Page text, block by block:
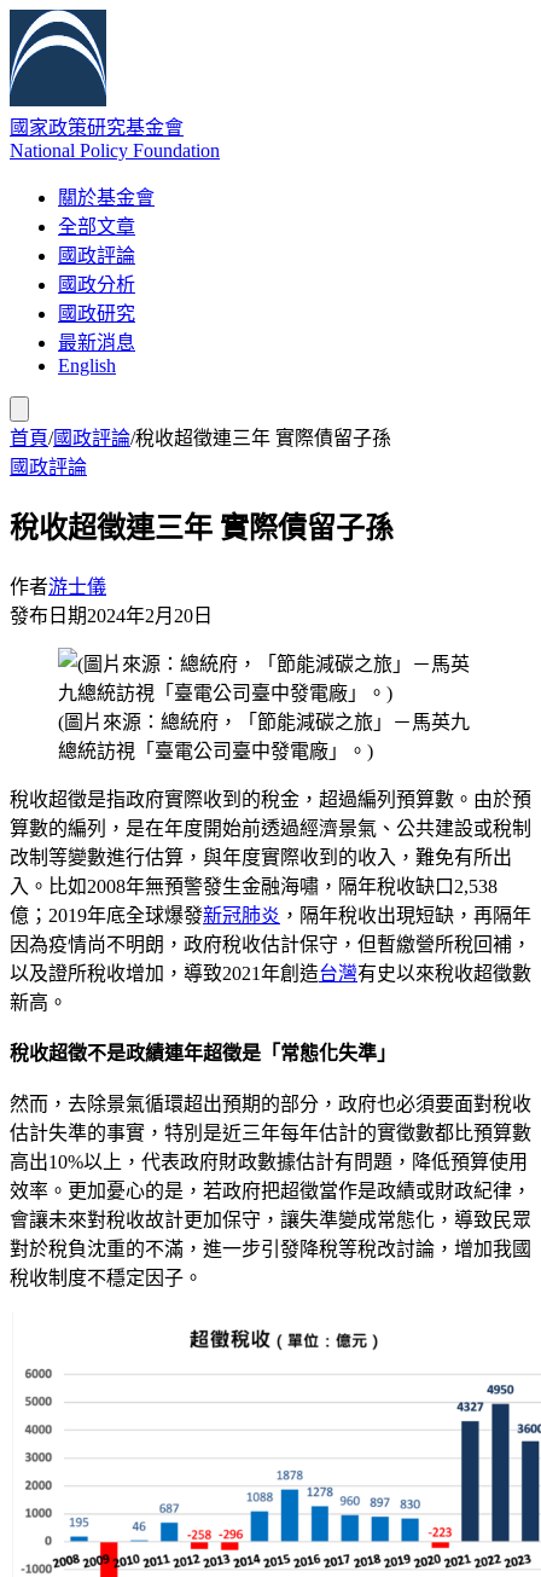
國家政策研究基金會
National Policy Foundation
關於基金會
全部文章
國政評論
國政分析
國政研究
最新消息
English
首頁/國政評論/稅收超徵連三年 實際債留子孫
國政評論
稅收超徵連三年 實際債留子孫
作者游士儀
發布日期2024年2月20日
(圖片來源：總統府，「節能減碳之旅」－馬英九
總統訪視「臺電公司臺中發電廠」。)
稅收超徵是指政府實際收到的稅金，超過編列預算數。由於預
算數的編列，是在年度開始前透過經濟景氣、公共建設或稅制
改制等變數進行估算，與年度實際收到的收入，難免有所出
入。比如2008年無預警發生金融海嘯，隔年稅收缺口2,538
億；2019年底全球爆發新冠肺炎 ，隔年稅收出現短缺，再隔年
因為疫情尚不明朗，政府稅收估計保守，但暫繳營所稅回補，
以及證所稅收增加，導致2021年創造台灣有史以來稅收超徵數
新高。
稅收超徵不是政績連年超徵是「常態化失準」
然而，去除景氣循環超出預期的部分，政府也必須要面對稅收
估計失準的事實，特別是近三年每年估計的實徵數都比預算數
高出10%以上，代表政府財政數據估計有問題，降低預算使用
效率。更加憂心的是，若政府把超徵當作是政績或財政紀律，
會讓未來對稅收故計更加保守，讓失準變成常態化，導致民眾
對於稅負沈重的不滿，進一步引發降稅等稅改討論，增加我國
稅收制度不穩定因子。